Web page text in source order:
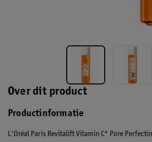
Over dit product
Productinformatie
L'Oréal Paris Revitalift Vitamin C* Pore